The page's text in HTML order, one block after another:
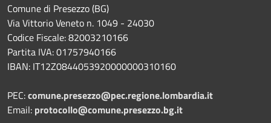
Comune di Presezzo (BG)
Via Vittorio Veneto n. 1049 - 24030
Codice Fiscale: 82003210166
Partita IVA: 01757940166
IBAN: IT12Z0844053920000000310160
PEC:comune.presezzo@pec.regione.lombardia.it
Email: protocollo@comune.presezzo.bg.it